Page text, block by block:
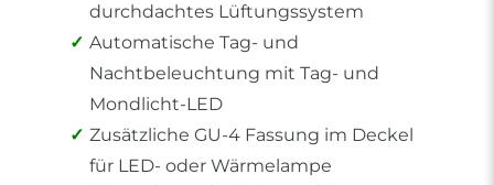
durchdachtes Lüftungssystem
Automatische Tag- und
Nachtbeleuchtung mit Tag- und
Mondlicht-LED
Zusätzliche GU-4 Fassung im Deckel
für LED- oder Wärmelampe